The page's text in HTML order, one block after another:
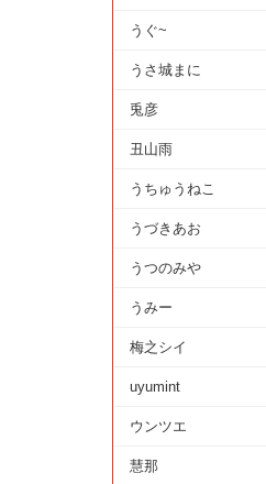
うぐ~
うさ城まに
兎彦
丑山雨
うちゅうねこ
うづきあお
うつのみや
うみー
梅之シイ
uyumint
ウンツエ
慧那